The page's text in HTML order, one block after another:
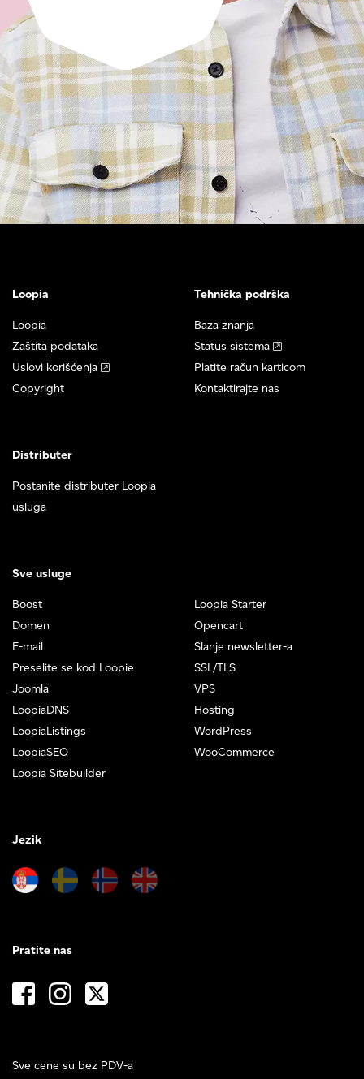
Loopia
Loopia
Zaštita podataka
Uslovi korišćenja
Copyright
Tehnička podrška
Baza znanja
Status sistema
Platite račun karticom
Kontaktirajte nas
Distributer
Postanite distributer Loopia
usluga
Sve usluge
Boost
Domen
E-mail
Preselite se kod Loopie
Joomla
LoopiaDNS
LoopiaListings
LoopiaSEO
Loopia Sitebuilder
Loopia Starter
Opencart
Slanje newsletter-a
SSL/TLS
VPS
Hosting
WordPress
WooCommerce
Jezik
Sve cene su bez PDV-a
Pratite nas